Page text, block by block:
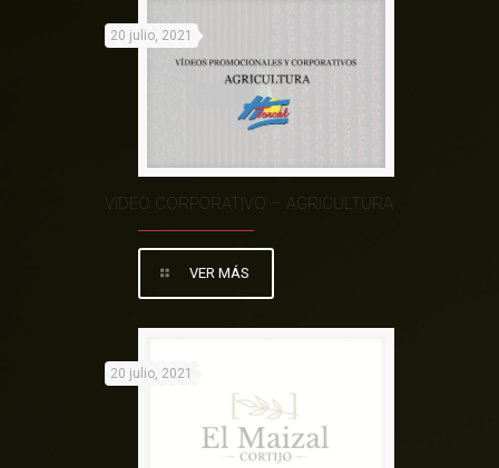
20 julio, 2021
VIDEO CORPORATIVO – AGRICULTURA
VER MÁS
20 julio, 2021